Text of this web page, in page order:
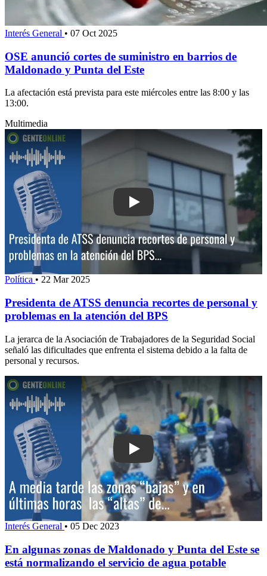
Interés General • 07 Oct 2025
OSE anunció cortes de suministro en barrios de
Maldonado y Punta del Este
La afectación está prevista para este miércoles entre las 8:00 y las
13:00.
Multimedia
Play: Presidenta de ATSS denuncia
Política • 22 Mar 2025
Presidenta de ATSS denuncia recortes de personal y
problemas en la atención del BPS
La jerarca de la Asociación de Trabajadores de la Seguridad Social
señaló las dificultades que enfrenta el sistema debido a la falta de
personal y recursos.
Play: En algunas zonas de
Interés General • 05 Dec 2023
En algunas zonas de Maldonado y Punta del Este se
está normalizando el servicio de agua potable